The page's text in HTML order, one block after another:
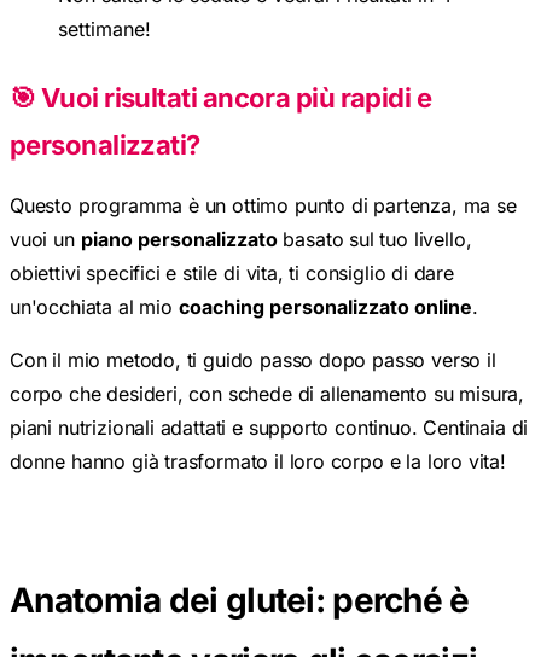
settimane!
🎯 Vuoi risultati ancora più rapidi e
personalizzati?
Questo programma è un ottimo punto di partenza, ma se
vuoi un piano personalizzato basato sul tuo livello,
obiettivi specifici e stile di vita, ti consiglio di dare
un'occhiata al mio coaching personalizzato online
Con il mio metodo, ti guido passo dopo passo verso il
corpo che desideri, con schede di allenamento su misura,
piani nutrizionali adattati e supporto continuo. Centinaia di
donne hanno già trasformato il loro corpo e la loro vita!
Anatomia dei glutei: perché è